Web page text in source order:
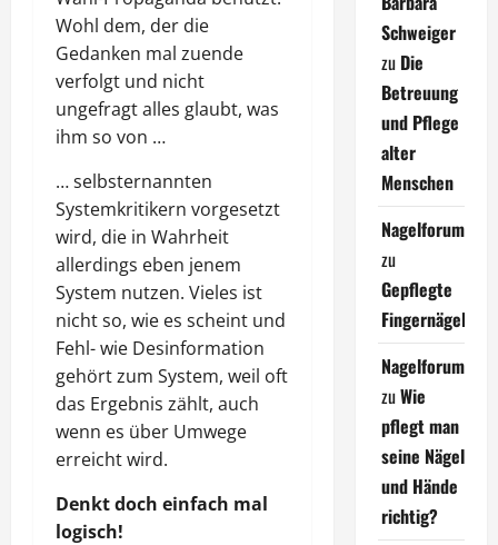
Wohl dem, der die
Gedanken mal zuende
verfolgt und nicht
ungefragt alles glaubt, was
ihm so von …
… selbsternannten
Systemkritikern vorgesetzt
wird, die in Wahrheit
allerdings eben jenem
System nutzen. Vieles ist
nicht so, wie es scheint und
Fehl- wie Desinformation
gehört zum System, weil oft
das Ergebnis zählt, auch
wenn es über Umwege
erreicht wird.
Denkt doch einfach mal
logisch!
Schweiger
zu Die
Betreuung
und Pflege
alter
Menschen
Nagelforum
zu
Gepflegte
Fingernägel
Nagelforum
zuWie
pflegt man
seine Nägel
und Hände
richtig?